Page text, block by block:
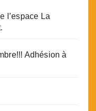
l’espace La
Adhésion à